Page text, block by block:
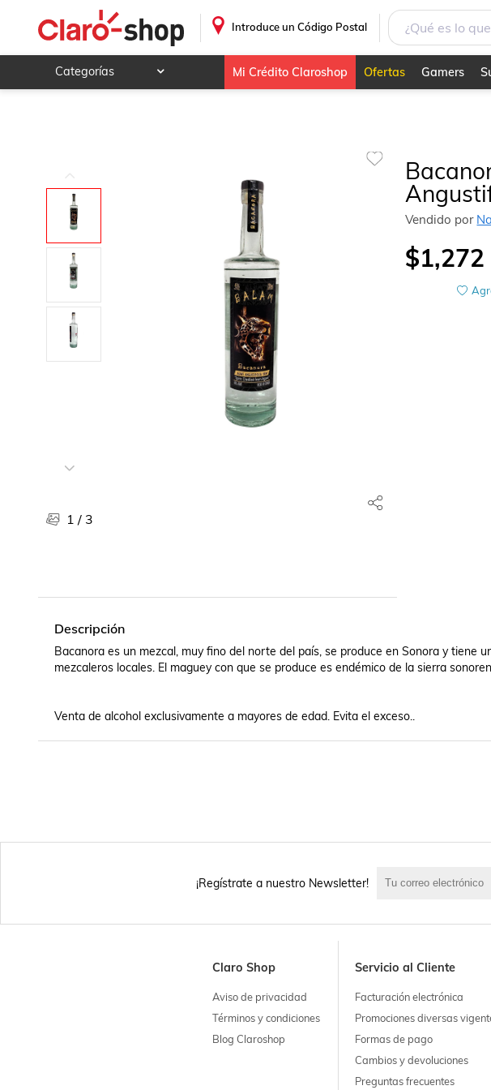
Introduce un Código Postal
Categorías
Deportes y ocio
Animales y mascotas
Ropa, calzado y accesorios
Mamá y bebé
Salud, belleza y cuidado personal
Joyería y relojes
Juegos y juguetes
Mi Crédito Claroshop Ofertas Gamers
1 / 3
Vendido por
$1,272
Descripción
Bacanora es un mezcal, muy fino del norte del país, se produce en Sonora y tiene
mezcaleros locales. El maguey con que se produce es endémico de la sierra
Venta de alcohol exclusivamente a mayores de edad. Evita el exceso..
¡Regístrate a nuestro Newsletter!
Claro Shop
Aviso de privacidad
Términos y condiciones
Blog Claroshop
Servicio al Cliente
Facturación electrónica
Promociones diversas
Formas de pago
Cambios y devoluciones
Preguntas frecuentes
Bacanora Balam Agave Angustifolia Haw 750 ml